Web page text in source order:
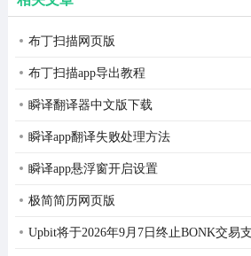
布丁扫描网页版
布丁扫描app导出教程
瞬译翻译器中文版下载
瞬译app翻译失败处理方法
瞬译app悬浮窗开启设置
极简简历网页版
Upbit将于2026年9月7日终止BONK交易